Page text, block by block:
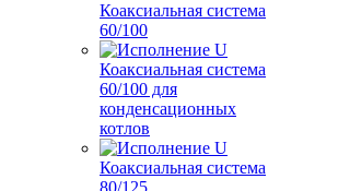
Коаксиальная система
60/100
Коаксиальная система
60/100 для
конденсационных
котлов
Коаксиальная система
80/125